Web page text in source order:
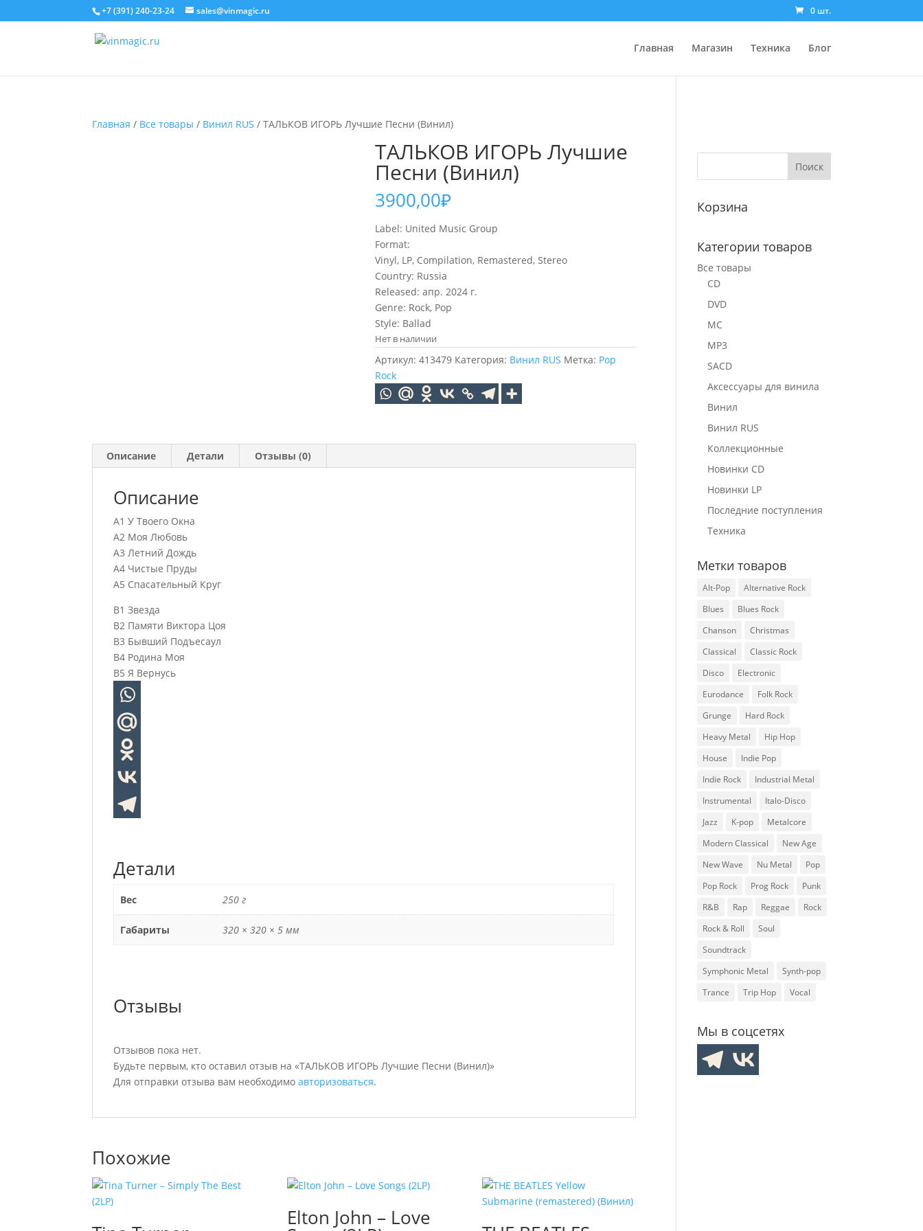
+7 (391) 240-23-24 sales@vinmagic.ru 0 шт.
Главная Магазин Техника Блог
Главная / Все товары / Винил RUS / ТАЛЬКОВ ИГОРЬ Лучшие Песни (Винил)
ТАЛЬКОВ ИГОРЬ Лучшие
Песни (Винил)
3900,00₽
Label: United Music Group
Format:
Vinyl, LP, Compilation, Remastered, Stereo
Country: Russia
Released: апр. 2024 г.
Genre: Rock, Pop
Style: Ballad
Нет в наличии
Артикул:413479 Категория: Винил RUS Метка: Pop
Rock
Описание Детали Отзывы (0)
Описание
A1 У Твоего Окна
A2 Моя Любовь
A3 Летний Дождь
A4 Чистые Пруды
A5 Спасательный Круг
B1 Звезда
B2 Памяти Виктора Цоя
B3 Бывший Подъесаул
B4 Родина Моя
B5 Я Вернусь
Детали
Вес 250 г
Габариты 320 × 320 × 5 мм
Отзывы
Отзывов пока нет.
Будьте первым, кто оставил отзыв на «ТАЛЬКОВ ИГОРЬ Лучшие Песни (Винил)»
Для отправки отзыва вам необходимоавторизоваться.
Похожие
Elton John – Love
Корзина
Категории товаров
Все товары
CD
DVD
MC
MP3
SACD
Аксессуары для винила
Винил
Винил RUS
Коллекционные
Новинки CD
Новинки LP
Последние поступления
Техника
Метки товаров
Alt-Pop
Alternative Rock
Blues
Blues Rock
Chanson
Christmas
Classical
Classic Rock
Disco
Electronic
Eurodance
Folk Rock
Grunge
Hard Rock
Heavy Metal
Hip Hop
House
Indie Pop
Indie Rock
Industrial Metal
Instrumental
Italo-Disco
Jazz
K-pop
Metalcore
Modern Classical
New Age
New Wave
Nu Metal
Pop
Pop Rock
Prog Rock
Punk
R&B
Rap Reggae
Rock
Rock & Roll
Soul
Soundtrack
Symphonic Metal
Synth-pop
Trance
Trip Hop Vocal
Мы в соцсетях